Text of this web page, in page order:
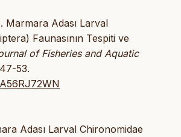
Marmara Adası Larval
Faunasının Tespiti ve
of Fisheries and Aquatic
53.
Adası Larval Chironomidae